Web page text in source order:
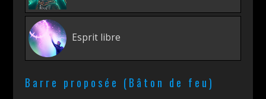
Esprit libre
Barre proposée (Bâton de feu)